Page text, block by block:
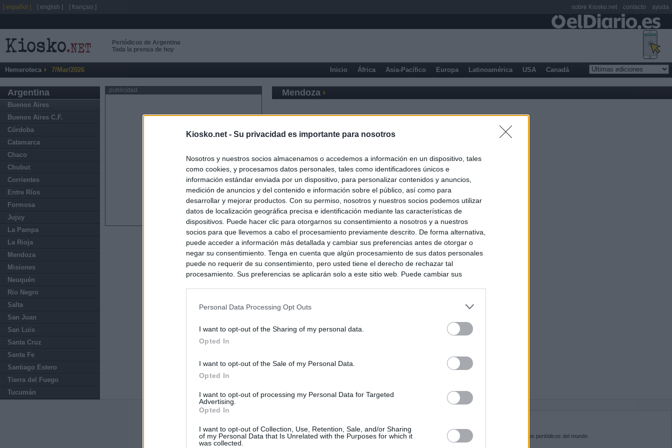
Kiosko.net - Su privacidad es importante para nosotros
Nosotros y nuestros socios almacenamos o accedemos a información en un dispositivo, tales
como cookies, y procesamos datos personales, tales como identificadores únicos e
información estándar enviada por un dispositivo, para personalizar contenidos y anuncios,
medición de anuncios y del contenido e información sobre el público, así como para
desarrollar y mejorar productos. Con su permiso, nosotros y nuestros socios podemos utilizar
datos de localización geográfica precisa e identificación mediante las características de
dispositivos. Puede hacer clic para otorgarnos su consentimiento a nosotros y a nuestros
socios para que llevemos a cabo el procesamiento previamente descrito. De forma alternativa,
puede acceder a información más detallada y cambiar sus preferencias antes de otorgar o
negar su consentimiento. Tenga en cuenta que algún procesamiento de sus datos personales
puede no requerir de su consentimiento, pero usted tiene el derecho de rechazar tal
procesamiento. Sus preferencias se aplicarán solo a este sitio web. Puede cambiar sus
Personal Data Processing Opt Outs
I want to opt-out of the Sharing of my personal data.
Opted In
I want to opt-out of the Sale of my Personal Data.
Opted In
I want to opt-out of processing my Personal Data for Targeted
Advertising.
Opted In
I want to opt-out of Collection, Use, Retention, Sale, and/or Sharing
of my Personal Data that Is Unrelated with the Purposes for which it
was collected.
Periódicos de Argentina
Toda la prensa de hoy
Hemeroteca 7/Mar/2026 Inicio África Asia-Pacífico Europa Latinoamérica USA Canadá
Argentina
Buenos Aires
Buenos Aires C.F.
Córdoba
Catamarca
Chaco
Chubut
Corrientes
Entre Ríos
Formosa
Jujuy
La Pampa
La Rioja
Mendoza
Misiones
Neuquén
Rio Negro
Salta
San Juan
San Luis
Santa Cruz
Santa Fe
Santiago Estero
Tierra del Fuego
Tucumán
publicidad Mendoza
Últimas noticias
El Gobierno de Ayuso no puede destinar directamente la venta del ático de
Chamberí a ayudas por los incendios
Kiosko.net es la puerta de entrada a los periódicos del mundo.
[ español ] [ english ] [ français ] sobre Kiosko.net contacto ayuda